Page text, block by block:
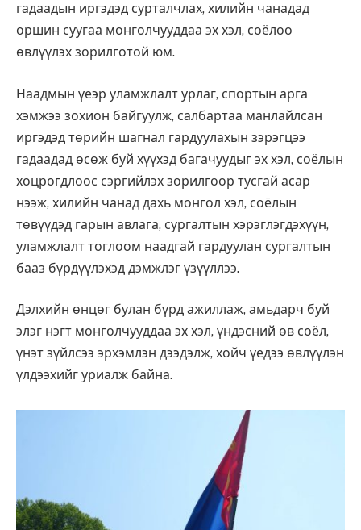
гадаадын иргэдэд сурталчлах, хилийн чанадад
оршин суугаа монголчууддаа эх хэл, соёлоо
өвлүүлэх зорилготой юм.
Наадмын үеэр уламжлалт урлаг, спортын арга
хэмжээ зохион байгуулж, салбартаа манлайлсан
иргэдэд төрийн шагнал гардуулахын зэрэгцээ
гадаадад өсөж буй хүүхэд багачуудыг эх хэл, соёлын
хоцрогдлоос сэргийлэх зорилгоор тусгай асар
нээж, хилийн чанад дахь монгол хэл, соёлын
төвүүдэд гарын авлага, сургалтын хэрэглэгдэхүүн,
уламжлалт тоглоом наадгай гардуулан сургалтын
бааз бүрдүүлэхэд дэмжлэг үзүүллээ.
Дэлхийн өнцөг булан бүрд ажиллаж, амьдарч буй
элэг нэгт монголчууддаа эх хэл, үндэсний өв соёл,
үнэт зүйлсээ эрхэмлэн дээдэлж, хойч үедээ өвлүүлэн
үлдээхийг уриалж байна.